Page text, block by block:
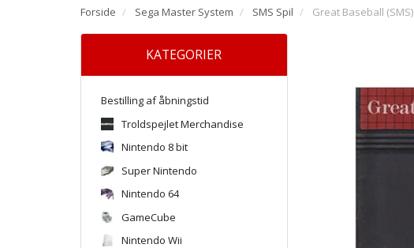
Forside Sega Master System SMS Spil Great Baseball (SMS)
KATEGORIER
Bestilling af åbningstid
Troldspejlet Merchandise
Nintendo 8 bit
Super Nintendo
Nintendo 64
GameCube
Nintendo Wii